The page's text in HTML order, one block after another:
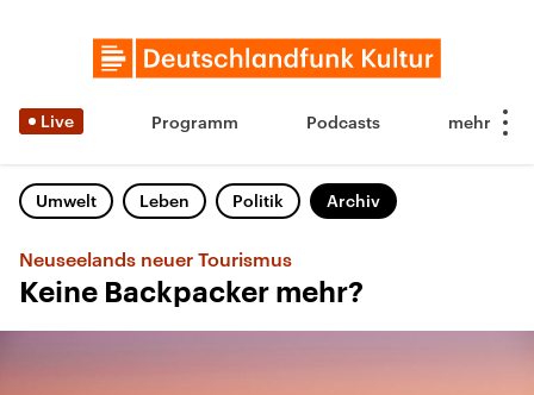
Live Programm Podcasts
Umwelt Leben Politik Archiv
Neuseelands neuer Tourismus
Keine Backpacker mehr?